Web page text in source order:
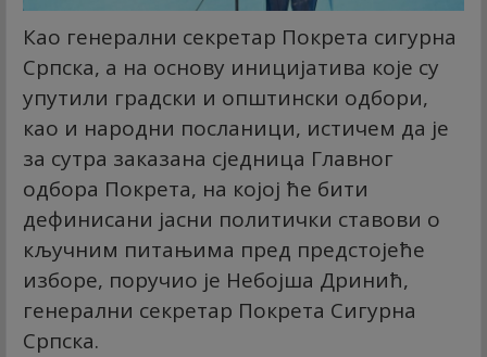
Као генерални секретар Покрета сигурна
Српска, а на основу иницијатива које су
упутили градски и општински одбори,
као и народни посланици, истичем да је
за сутра заказана сједница Главног
одбора Покрета, на којој ће бити
дефинисани јасни политички ставови о
кључним питањима пред предстојеће
изборе, поручио је Небојша Дринић,
генерални секретар Покрета Сигурна
Српска.